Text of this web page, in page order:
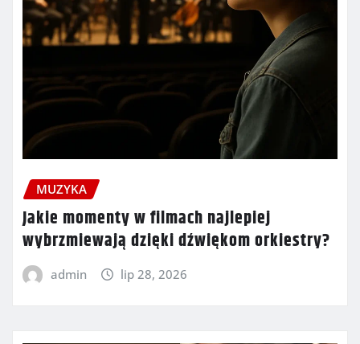
MUZYKA
Jakie momenty w filmach najlepiej
wybrzmiewają dzięki dźwiękom orkiestry?
admin lip 28, 2026